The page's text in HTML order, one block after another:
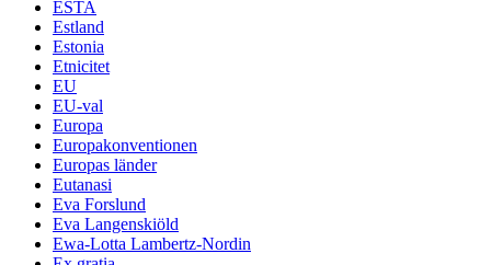
ESTA
Estland
Estonia
Etnicitet
EU
EU-val
Europa
Europakonventionen
Europas länder
Eutanasi
Eva Forslund
Eva Langenskiöld
Ewa-Lotta Lambertz-Nordin